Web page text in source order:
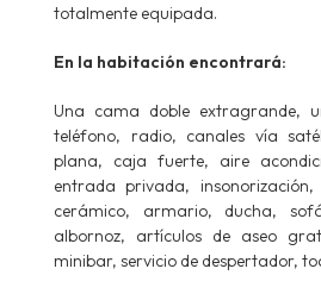
totalmente equipada.
En la habitación encontrará:
Una cama doble extragrande,
teléfono, radio, canales vía
plana, caja fuerte, aire
entrada privada,
cerámico, armario, ducha,
albornoz, artículos de aseo
minibar, servicio de despertador,